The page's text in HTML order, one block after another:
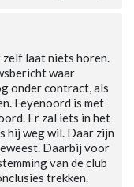
zelf laat niets horen.
waar
onder contract, als
Feyenoord is met
Er zal iets in het
hij weg wil. Daar zijn
Daarbij voor
van de club
trekken.